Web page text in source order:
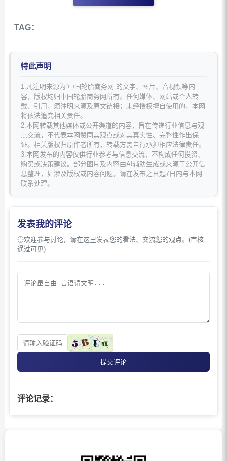
TAG：
特此声明
1.凡注明来源为“中国轮胎商务网”的文字、图片、音视频等内
容，版权均归中国轮胎商务网所有。任何媒体、网站或个人转
载、引用，须注明来源及原文链接；未经授权擅自使用的，本网
将依法追究相关责任。
2.本网转载其他媒体或公开渠道的内容，旨在传递行业信息与观
点交流，不代表本网赞同其观点或对其真实性、完整性作出保
证。相关版权归原作者所有，转载方需自行承担相应法律责任。
3.本网发布的内容仅供行业参考与信息交流，不构成任何投资、
购买或决策建议。部分图片及内容由AI辅助生成或来源于公开信
息整理，如涉及版权或内容问题，请在发布之日起7日内与本网
联系处理。
发表我的评论
◎欢迎参与讨论，请在这里发表您的看法、交流您的观点。(审核
通过可见)
提交评论
评论记录：